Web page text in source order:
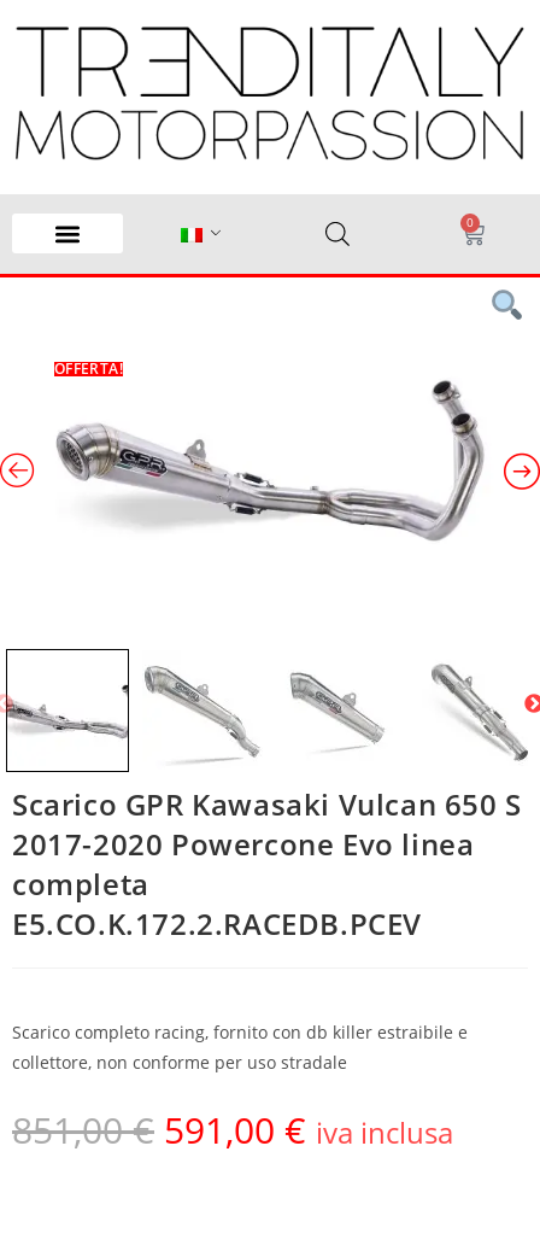
0
OFFERTA!
Scarico GPR Kawasaki Vulcan 650 S
2017-2020 Powercone Evo linea
completa
E5.CO.K.172.2.RACEDB.PCEV
Scarico completo racing, fornito con db killer estraibile e
collettore, non conforme per uso stradale
851,00€ 591,00 € iva inclusa